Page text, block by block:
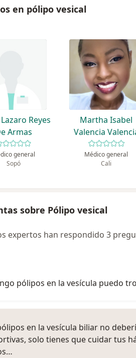
en pólipo vesical
Reyes
Armas
general
Sopó
Martha Isabel
Valencia
Médico general
Cali
sobre Pólipo vesical
expertos han respondido 3
pólipos en la vesícula puedo
en la vesícula biliar no
solo tienes que cuidar tus